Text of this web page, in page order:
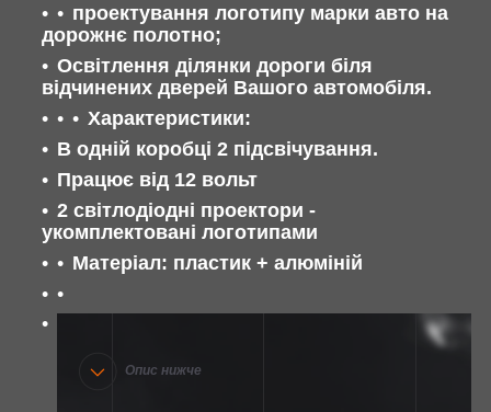
проектування логотипу марки авто на
дорожнє полотно;
Освітлення ділянки дороги біля
відчинених дверей Вашого автомобіля.
Характеристики:
В одній коробці 2 підсвічування.
Працює від 12 вольт
2 світлодіодні проектори -
укомплектовані логотипами
Матеріал: пластик + алюміній
Опис нижче